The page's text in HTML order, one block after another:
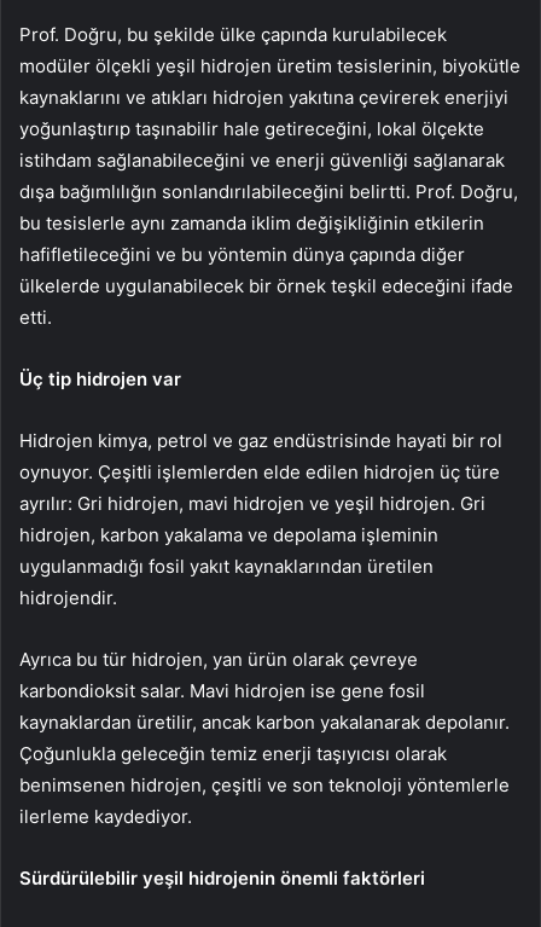
Prof. Doğru, bu şekilde ülke çapında kurulabilecek
modüler ölçekli yeşil hidrojen üretim tesislerinin, biyokütle
kaynaklarını ve atıkları hidrojen yakıtına çevirerek enerjiyi
yoğunlaştırıp taşınabilir hale getireceğini, lokal ölçekte
istihdam sağlanabileceğini ve enerji güvenliği sağlanarak
dışa bağımlılığın sonlandırılabileceğini belirtti. Prof. Doğru,
bu tesislerle aynı zamanda iklim değişikliğinin etkilerin
hafifletileceğini ve bu yöntemin dünya çapında diğer
ülkelerde uygulanabilecek bir örnek teşkil edeceğini ifade
etti.
Üç tip hidrojen var
Hidrojen kimya, petrol ve gaz endüstrisinde hayati bir rol
oynuyor. Çeşitli işlemlerden elde edilen hidrojen üç türe
ayrılır: Gri hidrojen, mavi hidrojen ve yeşil hidrojen. Gri
hidrojen, karbon yakalama ve depolama işleminin
uygulanmadığı fosil yakıt kaynaklarından üretilen
hidrojendir.
Ayrıca bu tür hidrojen, yan ürün olarak çevreye
karbondioksit salar. Mavi hidrojen ise gene fosil
kaynaklardan üretilir, ancak karbon yakalanarak depolanır.
Çoğunlukla geleceğin temiz enerji taşıyıcısı olarak
benimsenen hidrojen, çeşitli ve son teknoloji yöntemlerle
ilerleme kaydediyor.
Sürdürülebilir yeşil hidrojenin önemli faktörleri